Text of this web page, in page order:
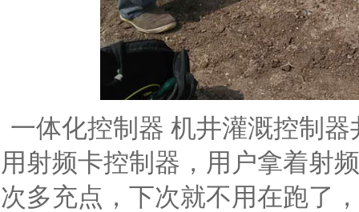
一体化控制器 机井灌溉控制
用射频卡控制器，用户拿着射
次多充点，下次就不用在跑了